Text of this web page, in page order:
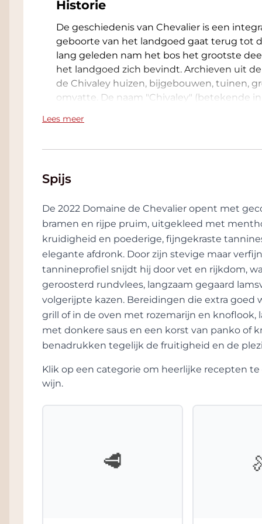
Historie
De geschiedenis van Chevalier is een
geboorte van het landgoed gaat terug tot
lang geleden nam het bos het grootste
het landgoed zich bevindt. Archieven uit
de Chivaley huizen, bijgebouwen, tuinen,
omvatte. De naam "Chivaley" (betekende
Compostela die nog steeds aan het
Een van de dingen die Chevalier uniek
de Chevalier door de jaren heen slechts
houden.
Slechts 3 mannen hebben Domaine de
1865 door Arnaud en Jean Ricard werd
gekocht in 1983. Jean Ricard wordt gezien
schoonzoon, Gabriel Beaumartin, die 40
verantwoordelijk voor het uitkristalliseren
Claude Ricard heeft het landgoed 35 jaar
had een encyclopedische kennis van
opgenomen in de elite grands crus in de
dankzij Claude Ricard dat het kasteel een
In 1983 werd Domaine de Chevalier
zijn grote investeringen in de wijngaard en
uitgebreid en alle aspecten van de
Lees meer
Spijs
De 2022 Domaine de Chevalier opent met
bramen en rijpe pruim, uitgekleed met
kruidigheid en poederige, fijngekraste
elegante afdronk. Door zijn stevige maar
tannineprofiel snijdt hij door vet en rijkdom,
geroosterd rundvlees, langzaam gegaard
volgerijpte kazen. Bereidingen die extra goed
grill of in de oven met rozemarijn en
met donkere saus en een korst van panko of
benadrukken tegelijk de fruitigheid en de
Klik op een categorie om heerlijke recepten
wijn.
🥩